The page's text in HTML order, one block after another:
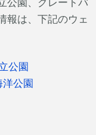
報は、下記のウェ
公園
洋公園